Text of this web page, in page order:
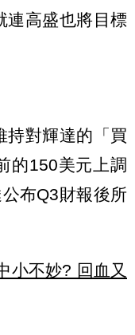
連高盛也將目標
持對輝達的「買
的150美元上調
布Q3財報後所
小不妙? 回血又